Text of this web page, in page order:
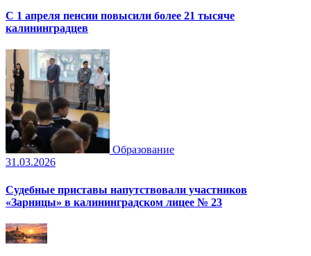
С 1 апреля пенсии повысили более 21 тысяче
калининградцев
Образование
31.03.2026
Судебные приставы напутствовали участников
«Зарницы» в калининградском лицее № 23